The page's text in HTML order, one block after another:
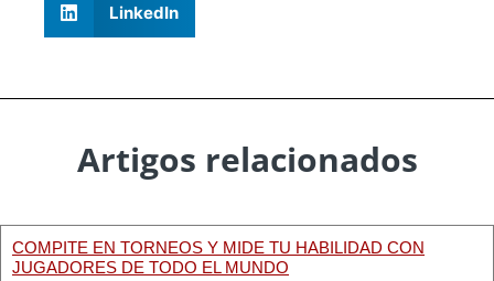
LinkedIn
Artigos relacionados
COMPITE EN TORNEOS Y MIDE TU HABILIDAD CON
JUGADORES DE TODO EL MUNDO